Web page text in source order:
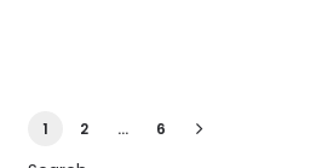
1 2 … 6